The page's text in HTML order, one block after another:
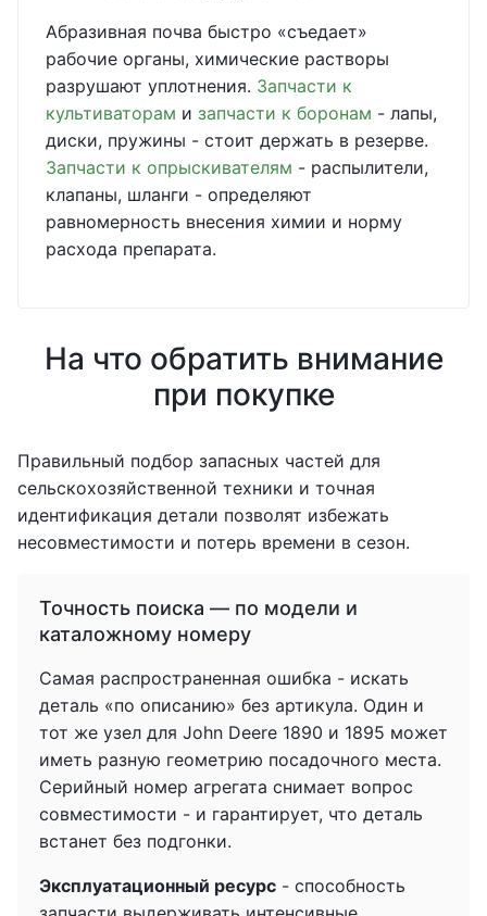
Абразивная почва быстро «съедает»
рабочие органы, химические растворы
разрушают уплотнения. Запчасти к
культиваторам и запчасти к боронам - лапы,
диски, пружины - стоит держать в резерве.
Запчасти к опрыскивателям - распылители,
клапаны, шланги - определяют
равномерность внесения химии и норму
расхода препарата.
На что обратить внимание
при покупке
Правильный подбор запасных частей для
сельскохозяйственной техники и точная
идентификация детали позволят избежать
несовместимости и потерь времени в сезон.
Точность поиска — по модели и
каталожному номеру
Самая распространенная ошибка - искать
деталь «по описанию» без артикула. Один и
тот же узел для John Deere 1890 и 1895 может
иметь разную геометрию посадочного места.
Серийный номер агрегата снимает вопрос
совместимости - и гарантирует, что деталь
встанет без подгонки.
Эксплуатационный ресурс - способность